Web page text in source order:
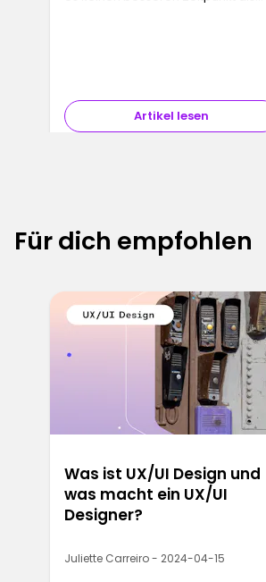
Artikel lesen
Für dich empfohlen
Was ist UX/UI Design und
was macht ein UX/UI
Designer?
Juliette Carreiro - 2024-04-15